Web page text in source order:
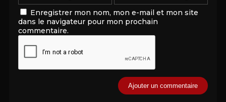
Enregistrer mon nom, mon e-mail et mon site
dans le navigateur pour mon prochain
commentaire.